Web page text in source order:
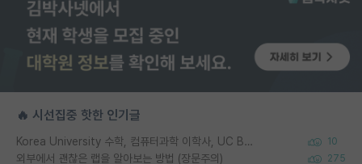
🔥 시선집중 핫한 인기글
Korea University 수학, 컴퓨터과학 이학사, UC Berkeley 산업공학 대학원 공학박사가 되는 것은 쉽지 않겠죠? 10
외부에서 괜찮은 랩을 알아보는 방법 (장문주의) 275